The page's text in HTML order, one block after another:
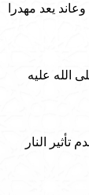
يعد مهدرا
الله عليه
النار